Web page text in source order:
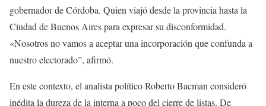
gobernador de Córdoba. Quien viajó desde la provincia hasta la
Ciudad de Buenos Aires para expresar su disconformidad.
«Nosotros no vamos a aceptar una incorporación que confunda a
nuestro electorado”, afirmó.
En este contexto, el analista político Roberto Bacman consideró
inédita la dureza de la interna a poco del cierre de listas. De